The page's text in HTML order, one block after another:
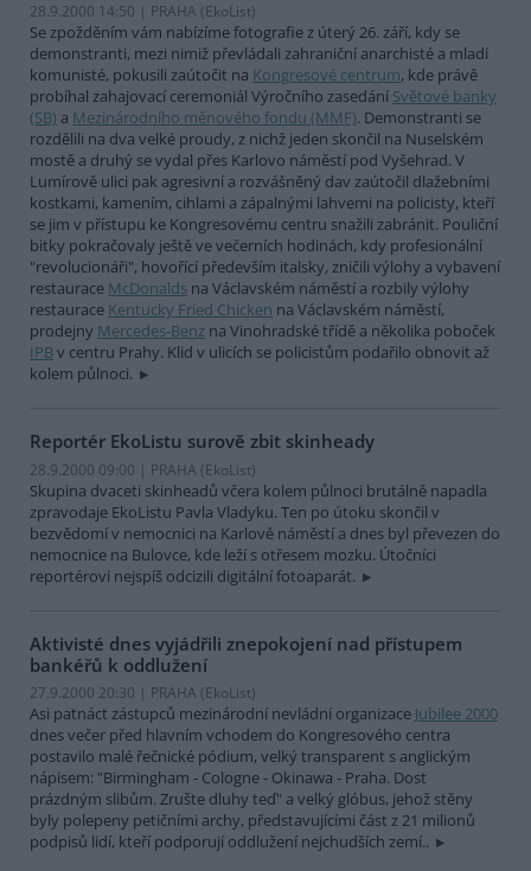
28.9.2000 14:50 | PRAHA (EkoList)
Se zpožděním vám nabízíme fotografie z úterý 26. září, kdy se
demonstranti, mezi nimiž převládali zahraniční anarchisté a mladí
komunisté, pokusili zaútočit na Kongresové centrum, kde právě
probíhal zahajovací ceremoniál Výročního zasedání Světové banky
(SB) a Mezinárodního měnového fondu (MMF). Demonstranti se
rozdělili na dva velké proudy, z nichž jeden skončil na Nuselském
mostě a druhý se vydal přes Karlovo náměstí pod Vyšehrad. V
Lumírově ulici pak agresivní a rozvášněný dav zaútočil dlažebními
kostkami, kamením, cihlami a zápalnými lahvemi na policisty, kteří
se jim v přístupu ke Kongresovému centru snažili zabránit. Pouliční
bitky pokračovaly ještě ve večerních hodinách, kdy profesionální
"revolucionáři", hovořící především italsky, zničili výlohy a vybavení
restaurace McDonalds na Václavském náměstí a rozbily výlohy
restaurace Kentucky Fried Chicken na Václavském náměstí,
prodejny Mercedes-Benz na Vinohradské třídě a několika poboček
IPBv centru Prahy. Klid v ulicích se policistům podařilo obnovit až
kolem půlnoci.
Reportér EkoListu surově zbit skinheady
28.9.2000 09:00 | PRAHA (EkoList)
Skupina dvaceti skinheadů včera kolem půlnoci brutálně napadla
zpravodaje EkoListu Pavla Vladyku. Ten po útoku skončil v
bezvědomí v nemocnici na Karlově náměstí a dnes byl převezen do
nemocnice na Bulovce, kde leží s otřesem mozku. Útočníci
reportérovi nejspíš odcizili digitální fotoaparát.
Aktivisté dnes vyjádřili znepokojení nad přístupem
bankéřů k oddlužení
27.9.2000 20:30 | PRAHA (EkoList)
Asi patnáct zástupců mezinárodní nevládní organizace Jubilee 2000
dnes večer před hlavním vchodem do Kongresového centra
postavilo malé řečnické pódium, velký transparent s anglickým
nápisem: "Birmingham - Cologne - Okinawa - Praha. Dost
prázdným slibům. Zrušte dluhy teď" a velký glóbus, jehož stěny
byly polepeny petičními archy, představujícími část z 21 milionů
podpisů lidí, kteří podporují oddlužení nejchudších zemí..